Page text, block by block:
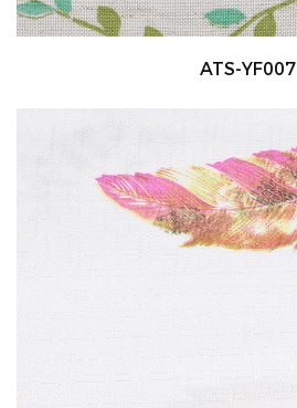
ATS-YF007